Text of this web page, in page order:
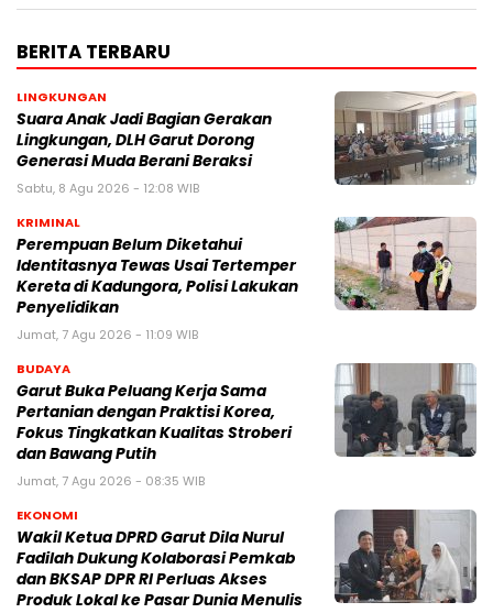
BERITA TERBARU
LINGKUNGAN
Suara Anak Jadi Bagian Gerakan
Lingkungan, DLH Garut Dorong
Generasi Muda Berani Beraksi
Sabtu, 8 Agu 2026 - 12:08 WIB
KRIMINAL
Perempuan Belum Diketahui
Identitasnya Tewas Usai Tertemper
Kereta di Kadungora, Polisi Lakukan
Penyelidikan
Jumat, 7 Agu 2026 - 11:09 WIB
BUDAYA
Garut Buka Peluang Kerja Sama
Pertanian dengan Praktisi Korea,
Fokus Tingkatkan Kualitas Stroberi
dan Bawang Putih
Jumat, 7 Agu 2026 - 08:35 WIB
EKONOMI
Wakil Ketua DPRD Garut Dila Nurul
Fadilah Dukung Kolaborasi Pemkab
dan BKSAP DPR RI Perluas Akses
Produk Lokal ke Pasar Dunia Menulis